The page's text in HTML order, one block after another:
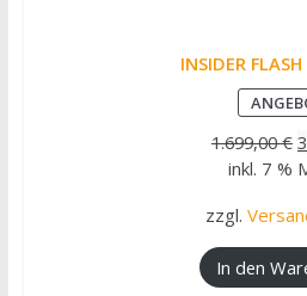
INSIDER
1.699,00€
inkl. 7 %
zzgl.
In den